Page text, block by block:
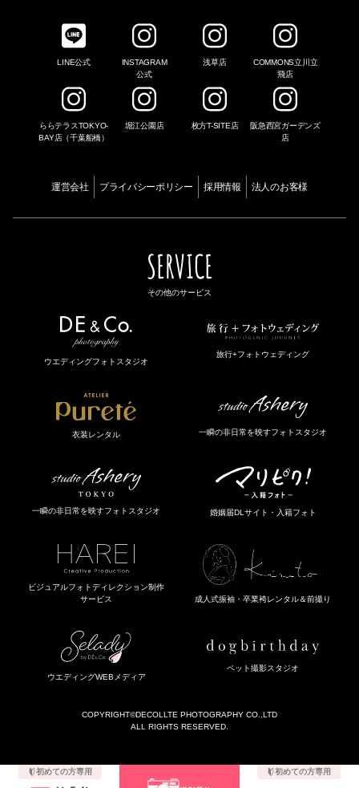
LINE公式
INSTAGRAM
公式
浅草店
COMMONS立川立
飛店
ららテラスTOKYO-
BAY店（千葉船橋）
堀江公園店 枚方T-SITE店
阪急西宮ガーデンズ
店
運営会社 プライバシーポリシー 採用情報 法人のお客様
SERVICE
その他のサービス
ウエディングフォトスタジオ
旅行+フォトウェディング
衣装レンタル 一瞬の非日常を映すフォトスタジオ
一瞬の非日常を映すフォトスタジオ 婚姻届DLサイト・入籍フォト
ビジュアルフォトディレクション制作
サービス
成人式振袖・卒業袴レンタル＆前撮り
ウエディングWEBメディア
ペット撮影スタジオ
COPYRIGHT©DECOLLTE PHOTOGRAPHY CO.,LTD
ALL RIGHTS RESERVED.
初めての方専用 初めての方専用